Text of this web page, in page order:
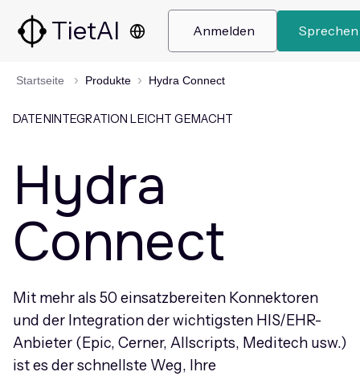
TietAI Anmelden
Startseite Produkte Hydra Connect
DATENINTEGRATION LEICHT GEMACHT
Hydra
Connect
Mit mehr als 50 einsatzbereiten Konnektoren
und der Integration der wichtigsten HIS/EHR-
Anbieter (Epic, Cerner, Allscripts, Meditech usw.)
ist es der schnellste Weg, Ihre